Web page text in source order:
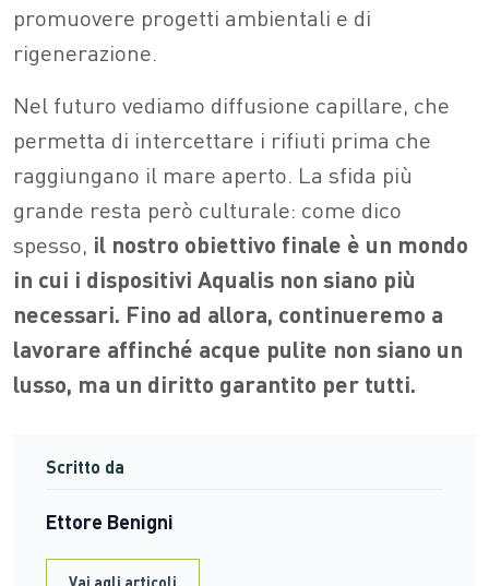
promuovere progetti ambientali e di
rigenerazione.
Nel futuro vediamo diffusione capillare, che
permetta di intercettare i rifiuti prima che
raggiungano il mare aperto. La sfida più
grande resta però culturale: come dico
spesso, il nostro obiettivo finale è un mondo
in cui i dispositivi Aqualis non siano più
necessari. Fino ad allora, continueremo a
lavorare affinché acque pulite non siano un
lusso, ma un diritto garantito per tutti.
Scritto da
Ettore Benigni
Vai agli articoli